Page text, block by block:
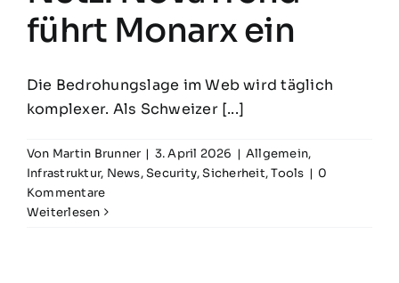
führt Monarx ein
Die Bedrohungslage im Web wird täglich
komplexer. Als Schweizer [...]
Von Martin Brunner | 3. April 2026 | Allgemein,
Infrastruktur, News,Security,Sicherheit,Tools | 0
Kommentare
Weiterlesen